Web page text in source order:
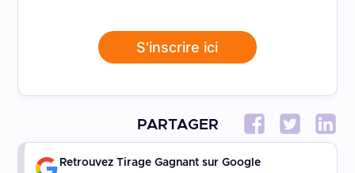
S'inscrire ici
PARTAGER
Retrouvez Tirage Gagnant sur Google